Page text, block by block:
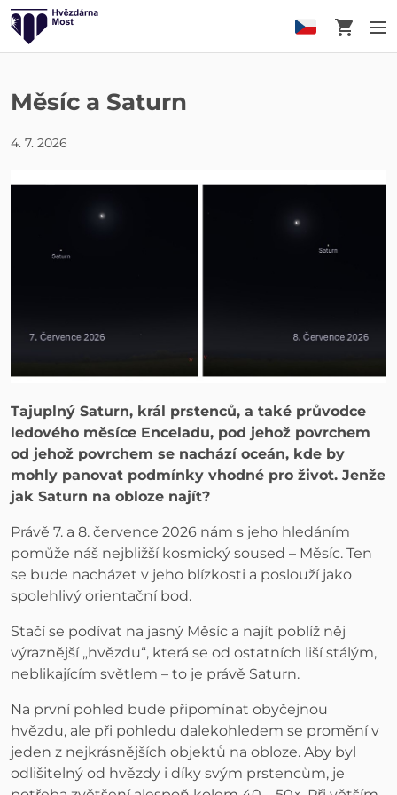
Košík
Měsíc a Saturn
4. 7. 2026
Tajuplný Saturn, král prstenců, a také průvodce
ledového měsíce Enceladu, pod jehož povrchem
od jehož povrchem se nachází oceán, kde by
mohly panovat podmínky vhodné pro život. Jenže
jak Saturn na obloze najít?
Právě 7. a 8. července 2026 nám s jeho hledáním
pomůže náš nejbližší kosmický soused – Měsíc. Ten
se bude nacházet v jeho blízkosti a poslouží jako
spolehlivý orientační bod.
Stačí se podívat na jasný Měsíc a najít poblíž něj
výraznější „hvězdu“, která se od ostatních liší stálým,
neblikajícím světlem – to je právě Saturn.
Na první pohled bude připomínat obyčejnou
hvězdu, ale při pohledu dalekohledem se promění v
jeden z nejkrásnějších objektů na obloze. Aby byl
odlišitelný od hvězdy i díky svým prstencům, je